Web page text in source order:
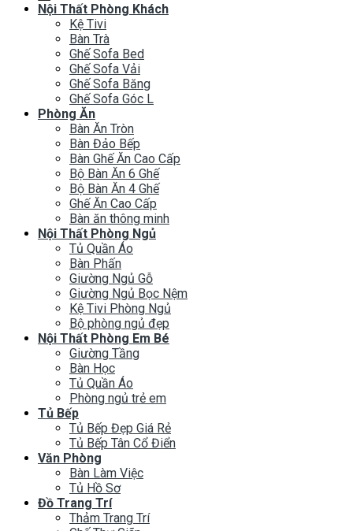
Nội Thất Phòng Khách
Kệ Tivi
Bàn Trà
Ghế Sofa Bed
Ghế Sofa Vải
Ghế Sofa Băng
Ghế Sofa Góc L
Phòng Ăn
Bàn Ăn Tròn
Bàn Đảo Bếp
Bàn Ghế Ăn Cao Cấp
Bộ Bàn Ăn 6 Ghế
Bộ Bàn Ăn 4 Ghế
Ghế Ăn Cao Cấp
Bàn ăn thông minh
Nội Thất Phòng Ngủ
Tủ Quần Áo
Bàn Phấn
Giường Ngủ Gỗ
Giường Ngủ Bọc Nệm
Kệ Tivi Phòng Ngủ
Bộ phòng ngủ đẹp
Nội Thất Phòng Em Bé
Giường Tầng
Bàn Học
Tủ Quần Áo
Phòng ngủ trẻ em
Tủ Bếp
Tủ Bếp Đẹp Giá Rẻ
Tủ Bếp Tân Cổ Điển
Văn Phòng
Bàn Làm Việc
Tủ Hồ Sơ
Đồ Trang Trí
Thảm Trang Trí